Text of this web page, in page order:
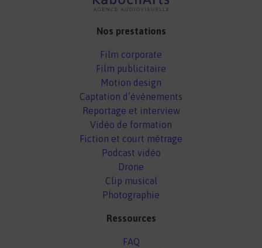
Nos prestations
Film corporate
Film publicitaire
Motion design
Captation d’événements
Reportage et interview
Vidéo de formation
Fiction et court métrage
Podcast vidéo
Drone
Clip musical
Photographie
Ressources
FAQ